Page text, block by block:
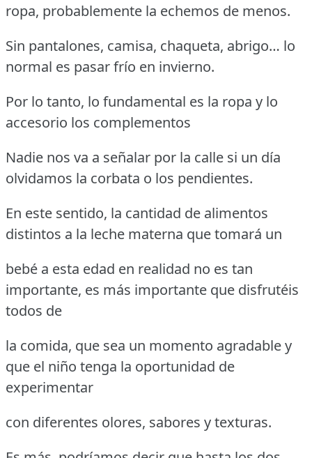
ropa, probablemente la echemos de menos.
Sin pantalones, camisa, chaqueta, abrigo… lo
normal es pasar frío en invierno.
Por lo tanto, lo fundamental es la ropa y lo
accesorio los complementos
Nadie nos va a señalar por la calle si un día
olvidamos la corbata o los pendientes.
En este sentido, la cantidad de alimentos
distintos a la leche materna que tomará un
bebé a esta edad en realidad no es tan
importante, es más importante que disfrutéis
todos de
la comida, que sea un momento agradable y
que el niño tenga la oportunidad de
experimentar
con diferentes olores, sabores y texturas.